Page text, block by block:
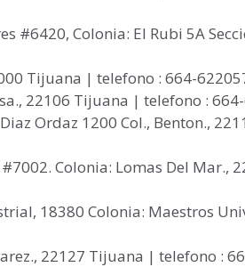
#6420, Colonia: El Rubi 5A
Tijuana | telefono : 664-
22106 Tijuana | telefono :
Ordaz 1200 Col., Benton.,
Colonia: Lomas Del Mar.,
18380 Colonia: Maestros
22127 Tijuana | telefono :